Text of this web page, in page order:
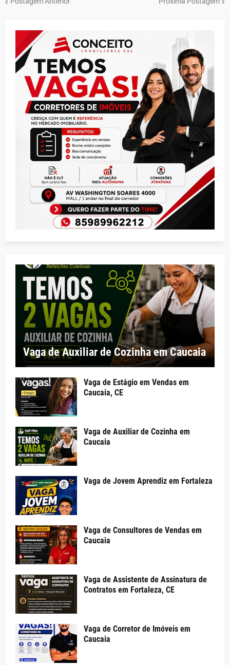
Vaga de Auxiliar de Cozinha em Caucaia
Vaga de Estágio em Vendas em
Caucaia, CE
Vaga de Auxiliar de Cozinha em
Caucaia
Vaga de Jovem Aprendiz em Fortaleza
Vaga de Consultores de Vendas em
Caucaia
Vaga de Assistente de Assinatura de
Contratos em Fortaleza, CE
Vaga de Corretor de Imóveis em
Caucaia